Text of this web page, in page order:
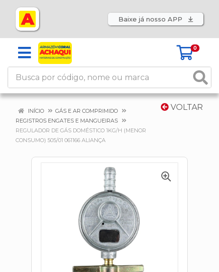
Baixe já nosso APP
0
VOLTAR
INÍCIO
GÁS E AR COMPRIMIDO
REGISTROS ENGATES E MANGUEIRAS
REGULADOR DE GÁS DOMÉSTICO 1KG/H (MENOR
CONSUMO) 505/01 061166 ALIANÇA